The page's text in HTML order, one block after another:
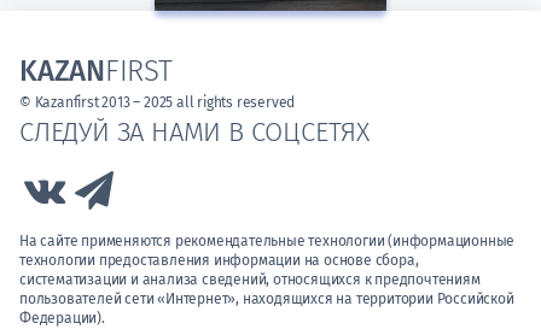
СЛЕДУЙ ЗА НАМИ В СОЦСЕТЯХ
Link to Vk
На сайте применяются рекомендательные технологии (информационные
технологии предоставления информации на основе сбора,
систематизации и анализа сведений, относящихся к предпочтениям
пользователей сети «Интернет», находящихся на территории Российской
Федерации).
KAZANFIRST
© Kazanfirst 2013 – 2025 all rights reserved